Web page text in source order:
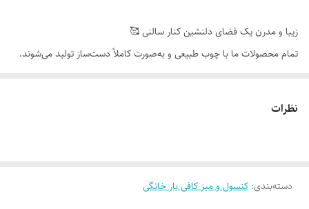
زیبا و مدرن یک فضای دلنشین کنار سالنی 🥰
تمام محصولات ما با چوب طبیعی و به‌صورت کاملاً دست‌ساز تولید می‌شوند.
موجود وجود دارد. این ویژگی‌ها بخشی از اصالت و هویت چوب طبیعی است و
لطفاً پیش از ثبت سفارش، تصاویر کارگاهی هر محصول را بررسی کنید. ثبت
نظرات
دسته‌بندی: کنسول و میز کافی بار خانگی